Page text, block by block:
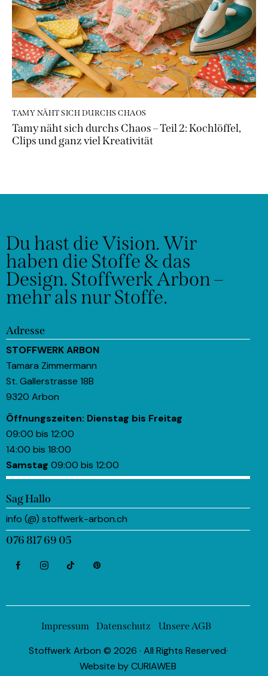
TAMY NÄHT SICH DURCHS CHAOS
Tamy näht sich durchs Chaos – Teil 2: Kochlöffel,
Clips und ganz viel Kreativität
Du hast die Vision.Wir
haben die Stoffe & das
Design. Stoffwerk Arbon –
mehr als nur Stoffe.
Adresse
STOFFWERK ARBON
Tamara Zimmermann
St. Gallerstrasse 18B
9320 Arbon
Öffnungszeiten: Dienstag bis Freitag
09:00 bis 12:00
14:00 bis 18:00
Samstag 09:00 bis 12:00
Sag Hallo
info (@) stoffwerk-arbon.ch
076 817 69 05
Impressum Datenschutz Unsere AGB
Stoffwerk Arbon © 2026 · All Rights Reserved·
Website byCURIAWEB